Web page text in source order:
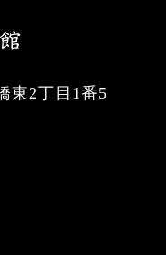
東2丁目1番5